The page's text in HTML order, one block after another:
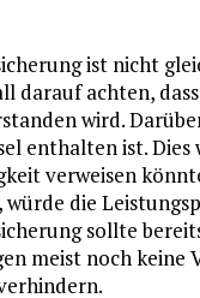
ist nicht
darauf achten,
wird.
enthalten ist.
verweisen
würde die
sollte
meist noch